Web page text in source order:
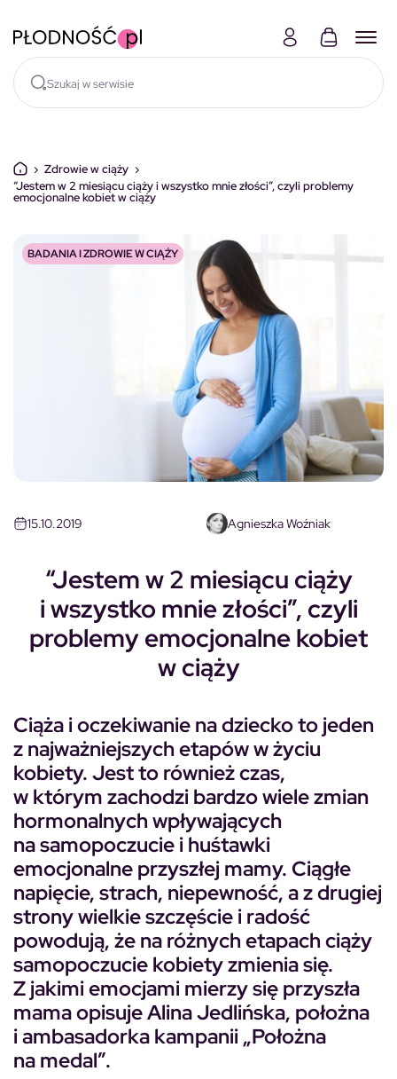
› Zdrowie w ciąży ›
“Jestem w 2 miesiącu ciąży i wszystko mnie złości”, czyli problemy
emocjonalne kobiet w ciąży
BADANIA I ZDROWIE W CIĄŻY
15.10.2019 Agnieszka Woźniak
“Jestem w 2 miesiącu ciąży
i wszystko mnie złości”, czyli
problemy emocjonalne kobiet
w ciąży
Ciąża i oczekiwanie na dziecko to jeden
z najważniejszych etapów w życiu
kobiety. Jest to również czas,
w którym zachodzi bardzo wiele zmian
hormonalnych wpływających
na samopoczucie i huśtawki
emocjonalne przyszłej mamy. Ciągłe
napięcie, strach, niepewność, a z drugiej
strony wielkie szczęście i radość
powodują, że na różnych etapach ciąży
samopoczucie kobiety zmienia się.
Z jakimi emocjami mierzy się przyszła
mama opisujeAlina Jedlińska, położna
i ambasadorka kampanii „Położna
na medal”.